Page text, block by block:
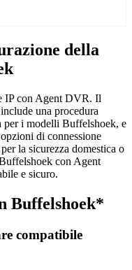
della
IP con Agent DVR. Il
una procedura
per i modelli Buffelshoek, e
di connessione
la sicurezza domestica o
con Agent
e sicuro.
Buffelshoek*
compatibile